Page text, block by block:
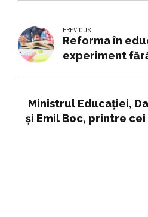
PREVIOUS
Reforma în
experiment
Ministrul Educației,
și Emil Boc, printre